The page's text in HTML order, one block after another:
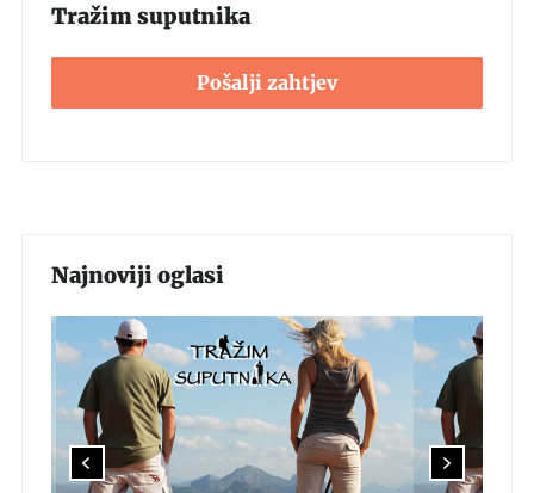
Tražim suputnika
Pošalji zahtjev
Najnoviji oglasi